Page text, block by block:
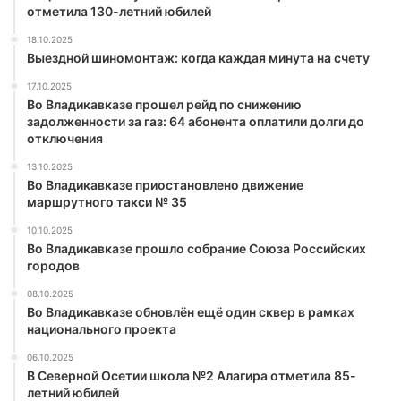
отметила 130-летний юбилей
18.10.2025
Выездной шиномонтаж: когда каждая минута на счету
17.10.2025
Во Владикавказе прошел рейд по снижению
задолженности за газ: 64 абонента оплатили долги до
отключения
13.10.2025
Во Владикавказе приостановлено движение
маршрутного такси № 35
10.10.2025
Во Владикавказе прошло собрание Союза Российских
городов
08.10.2025
Во Владикавказе обновлён ещё один сквер в рамках
национального проекта
06.10.2025
В Северной Осетии школа №2 Алагира отметила 85-
летний юбилей